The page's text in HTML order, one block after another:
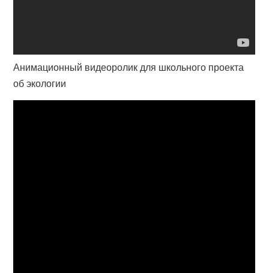
Анимационный видеоролик для школьного проекта
об экологии